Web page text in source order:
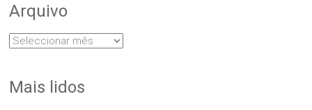
Arquivo
Arquivo
Mais lidos